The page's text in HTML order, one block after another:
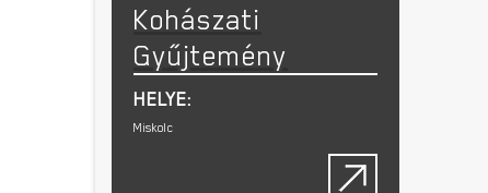
Kohászati
Gyűjtemény
HELYE:
Miskolc